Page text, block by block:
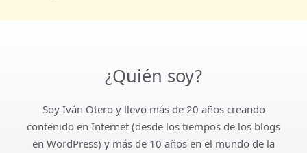
¿Quién soy?
Soy Iván Otero y llevo más de 20 años creando
contenido en Internet (desde los tiempos de los blogs
en WordPress) y más de 10 años en el mundo de la